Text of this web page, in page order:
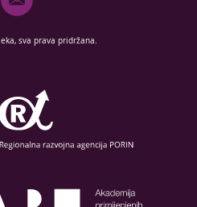
sva prava pridržana.